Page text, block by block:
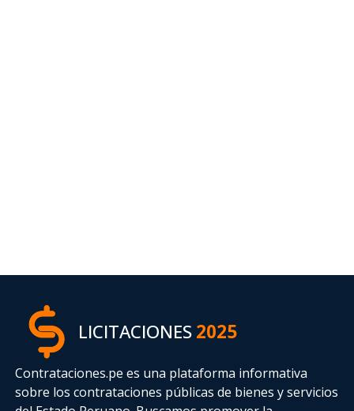
LICITACIONES2025
Contrataciones.pe es una plataforma informativa
sobre los contrataciones públicas de bienes y servicios